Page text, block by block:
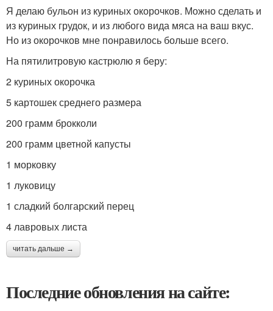
Я делаю бульон из куриных окорочков. Можно сделать и
из куриных грудок, и из любого вида мяса на ваш вкус.
Но из окорочков мне понравилось больше всего.
На пятилитровую кастрюлю я беру:
2 куриных окорочка
5 картошек среднего размера
200 грамм брокколи
200 грамм цветной капусты
1 морковку
1 луковицу
1 сладкий болгарский перец
4 лавровых листа
читать дальше →
Последние обновления на сайте: